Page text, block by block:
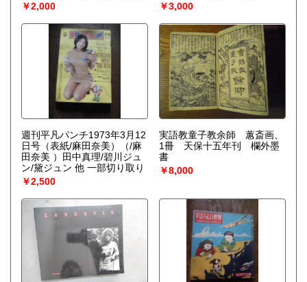
￥2,000
￥3,000
週刊平凡パンチ1973年3月12
日号（表紙/麻田奈美）（/麻
田奈美 ）田中真理/碧川ジュ
ン/黛ジュン 他 一部切り取り
￥2,500
実語教童子教余師 蕙斎画、
1冊 天保十五年刊 欄外墨
書
￥8,000